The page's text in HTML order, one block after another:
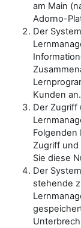
am Main
Adorno-
Der
Kunden an.
Der Zugriff
Zugriff
Sie diese
Der
stehende